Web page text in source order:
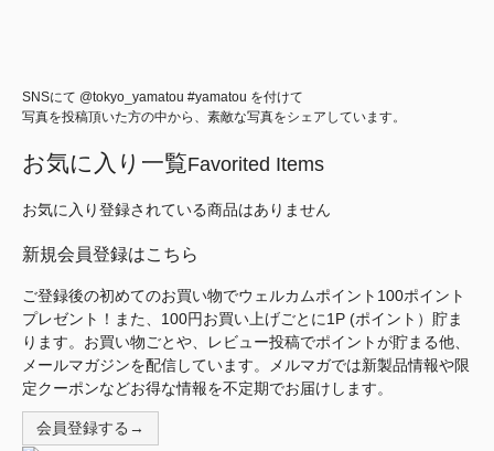
SNSにて @tokyo_yamatou #yamatou を付けて
写真を投稿頂いた方の中から、素敵な写真をシェアしています。
お気に入り一覧Favorited Items
お気に入り登録されている商品はありません
新規会員登録はこちら
ご登録後の初めてのお買い物でウェルカムポイント100ポイント
プレゼント！また、100円お買い上げごとに1P (ポイント）貯ま
ります。お買い物ごとや、レビュー投稿でポイントが貯まる他、
メールマガジンを配信しています。メルマガでは新製品情報や限
定クーポンなどお得な情報を不定期でお届けします。
会員登録する→